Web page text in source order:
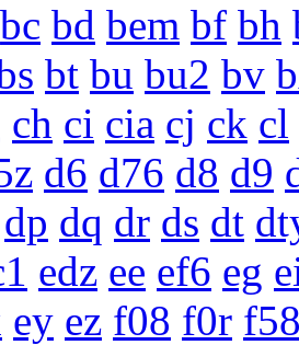
bc bd bem bf bh
bt bu bu2 bv
ch ci cia cj ck cl
d6 d76 d8 d9
dp dq dr ds dt
edz ee ef6 eg
ey ez f08 f0r